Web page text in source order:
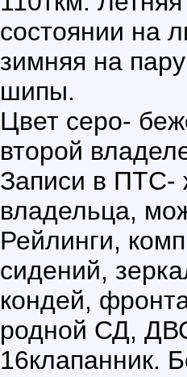
состоянии на
зимняя на
шипы.
Цвет серо-
второй
Записи в ПТС-
владельца,
Рейлинги,
сидений,
кондей,
родной СД,
16клапанник.